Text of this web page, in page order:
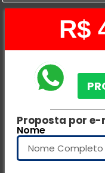
R$
Proposta por e-
Nome